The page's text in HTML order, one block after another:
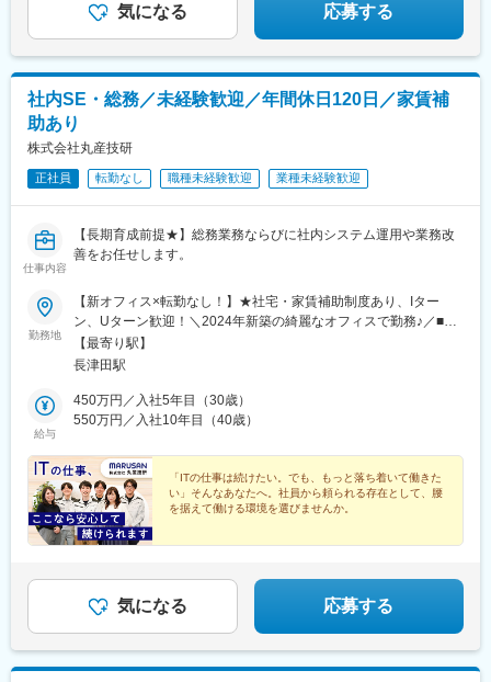
気になる 応募する
社内SE・総務／未経験歓迎／年間休日120日／家賃補
助あり
株式会社丸産技研
正社員 転勤なし 職種未経験歓迎 業種未経験歓迎
仕事内容
【長期育成前提★】総務業務ならびに社内システム運用や業務改
善をお任せします。
勤務地
【新オフィス×転勤なし！】★社宅・家賃補助制度あり、Iター
ン、Uターン歓迎！＼2024年新築の綺麗なオフィスで勤務♪／■本
社勤務神奈川県横浜市緑区長津田4-2-20 M・Sビルディング3F※受
動喫煙対策：社内禁煙◎業績拡大に伴い、将来的に、埼玉県新座
いません◎車通勤相談可
【最寄り駅】
長津田駅
給与
450万円／入社5年目（30歳）
550万円／入社10年目（40歳）
「ITの仕事は続けたい。でも、もっと落ち着いて働きた
い」そんなあなたへ。社員から頼られる存在として、腰
を据えて働ける環境を選びませんか。
気になる 応募する